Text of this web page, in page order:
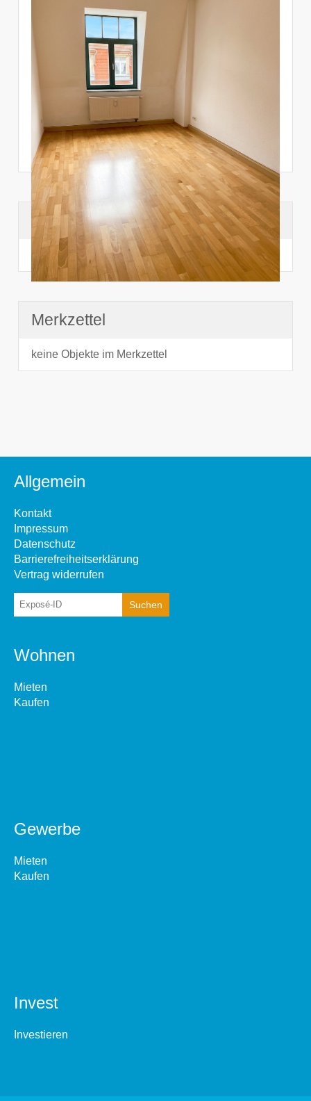
Suchhistorie
noch nichts angesehen
Merkzettel
keine Objekte im Merkzettel
Allgemein
Kontakt
Impressum
Datenschutz
Barrierefreiheitserklärung
Vertrag widerrufen
Wohnen
Mieten
Kaufen
Gewerbe
Mieten
Kaufen
Invest
Investieren